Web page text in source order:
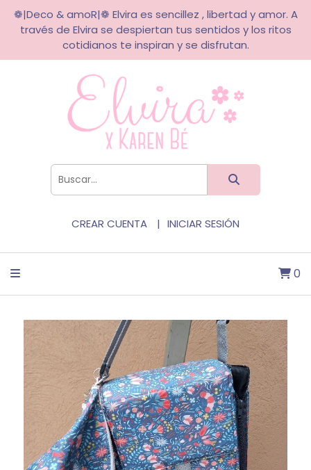
❁|Deco & amoR|❁ Elvira es sencillez , libertad y amor. A
través de Elvira se despiertan tus sentidos y los ritos
cotidianos te inspiran y se disfrutan.
CREAR CUENTA INICIAR SESIÓN
0